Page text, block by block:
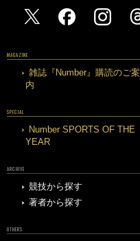
MAGAZINE
雑誌『Number』購読のご案
内
SPECIAL
Number SPORTS OF THE
YEAR
ARCHIVE
競技から探す
著者から探す
OTHERS